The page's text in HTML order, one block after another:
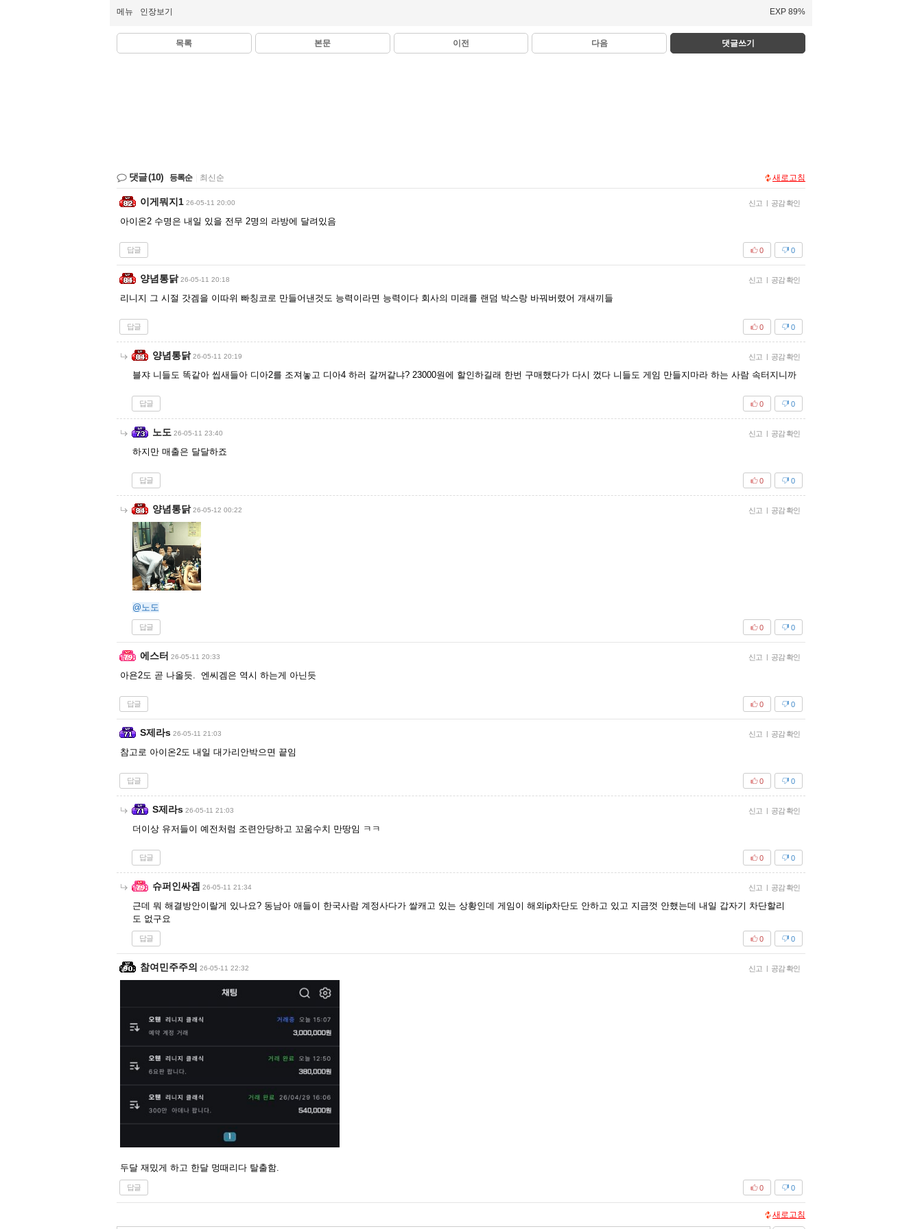
메뉴 인장보기 EXP 89%
목록 본문 이전 다음 댓글쓰기
댓글(10) 등록순 최신순 새로고침
이게뭐지1 26-05-11 20:00 신고 | 공감 확인
아이온2 수명은 내일 있을 전무 2명의 라방에 달려있음
답글 0
0
양념통닭 26-05-11 20:18 신고 | 공감 확인
리니지 그 시절 갓겜을 이따위 빠칭코로 만들어낸것도 능력이라면 능력이다 회사의 미래를 랜덤 박스랑 바꿔버렸어 개새끼들
답글 0
0
양념통닭 26-05-11 20:19 신고 | 공감 확인
블쟈 니들도 똑같아 씹새들아 디아2를 조져놓고 디아4 하러 갈꺼같냐? 23000원에 할인하길래 한번 구매했다가 다시 껐다 니들도 게임 만들지마라 하는 사람 속터지니까
답글 0
0
노도 26-05-11 23:40 신고 | 공감 확인
하지만 매출은 달달하죠
답글 0
0
양념통닭 26-05-12 00:22 신고 | 공감 확인
@노도
답글 0
0
에스터 26-05-11 20:33 신고 | 공감 확인
아욘2도 곧 나올듯. 엔씨겜은 역시 하는게 아닌듯
답글 0
0
S제라s 26-05-11 21:03 신고 | 공감 확인
참고로 아이온2도 내일 대가리안박으면 끝임
답글 0
0
S제라s 26-05-11 21:03 신고 | 공감 확인
더이상 유저들이 예전처럼 조련안당하고 꼬움수치 만땅임 ㅋㅋ
답글 0
0
슈퍼인싸겜 26-05-11 21:34 신고 | 공감 확인
근데 뭐 해결방안이랄게 있나요? 동남아 애들이 한국사람 계정사다가 쌀캐고 있는 상황인데 게임이 해외ip차단도 안하고 있고 지금껏 안했는데 내일 갑자기 차단할리
도 없구요
답글 0
0
참여민주주의 26-05-11 22:32 신고 | 공감 확인
두달 재밌게 하고 한달 멍때리다 탈출함.
답글 0
0
새로고침